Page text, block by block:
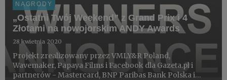
NAGRODY
„Ostatni Twój Weekend” z Grand Prix i 4
Złotami na nowojorskim ANDY Awards
28 kwietnia 2020
Projekt zrealizowany przez VMLY&R Poland,
Wavemaker, Papaya Films i Facebook dla Gazeta.pl i
partnerów - Mastercard, BNP Paribas Bank Polska i